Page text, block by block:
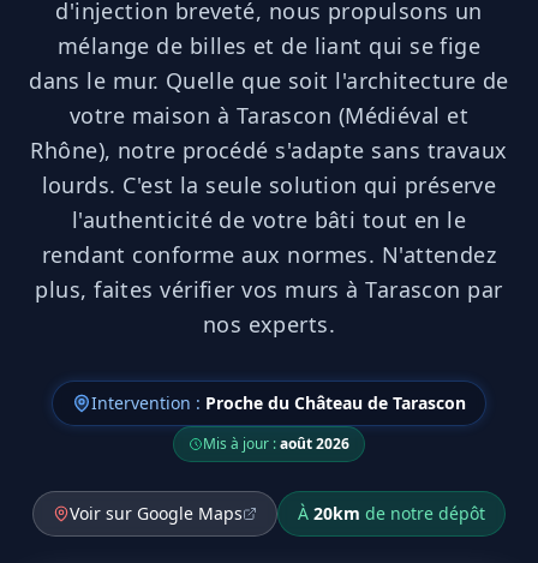
d'injection breveté, nous propulsons un
mélange de billes et de liant qui se fige
dans le mur. Quelle que soit l'architecture de
votre maison à Tarascon (Médiéval et
Rhône), notre procédé s'adapte sans travaux
lourds. C'est la seule solution qui préserve
l'authenticité de votre bâti tout en le
rendant conforme aux normes. N'attendez
plus, faites vérifier vos murs à Tarascon par
nos experts.
Intervention : Proche du Château de Tarascon
Mis à jour :août 2026
Voir sur Google Maps À 20km de notre dépôt